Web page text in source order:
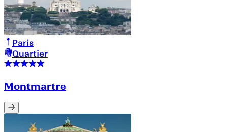
Paris
Quartier
Montmartre